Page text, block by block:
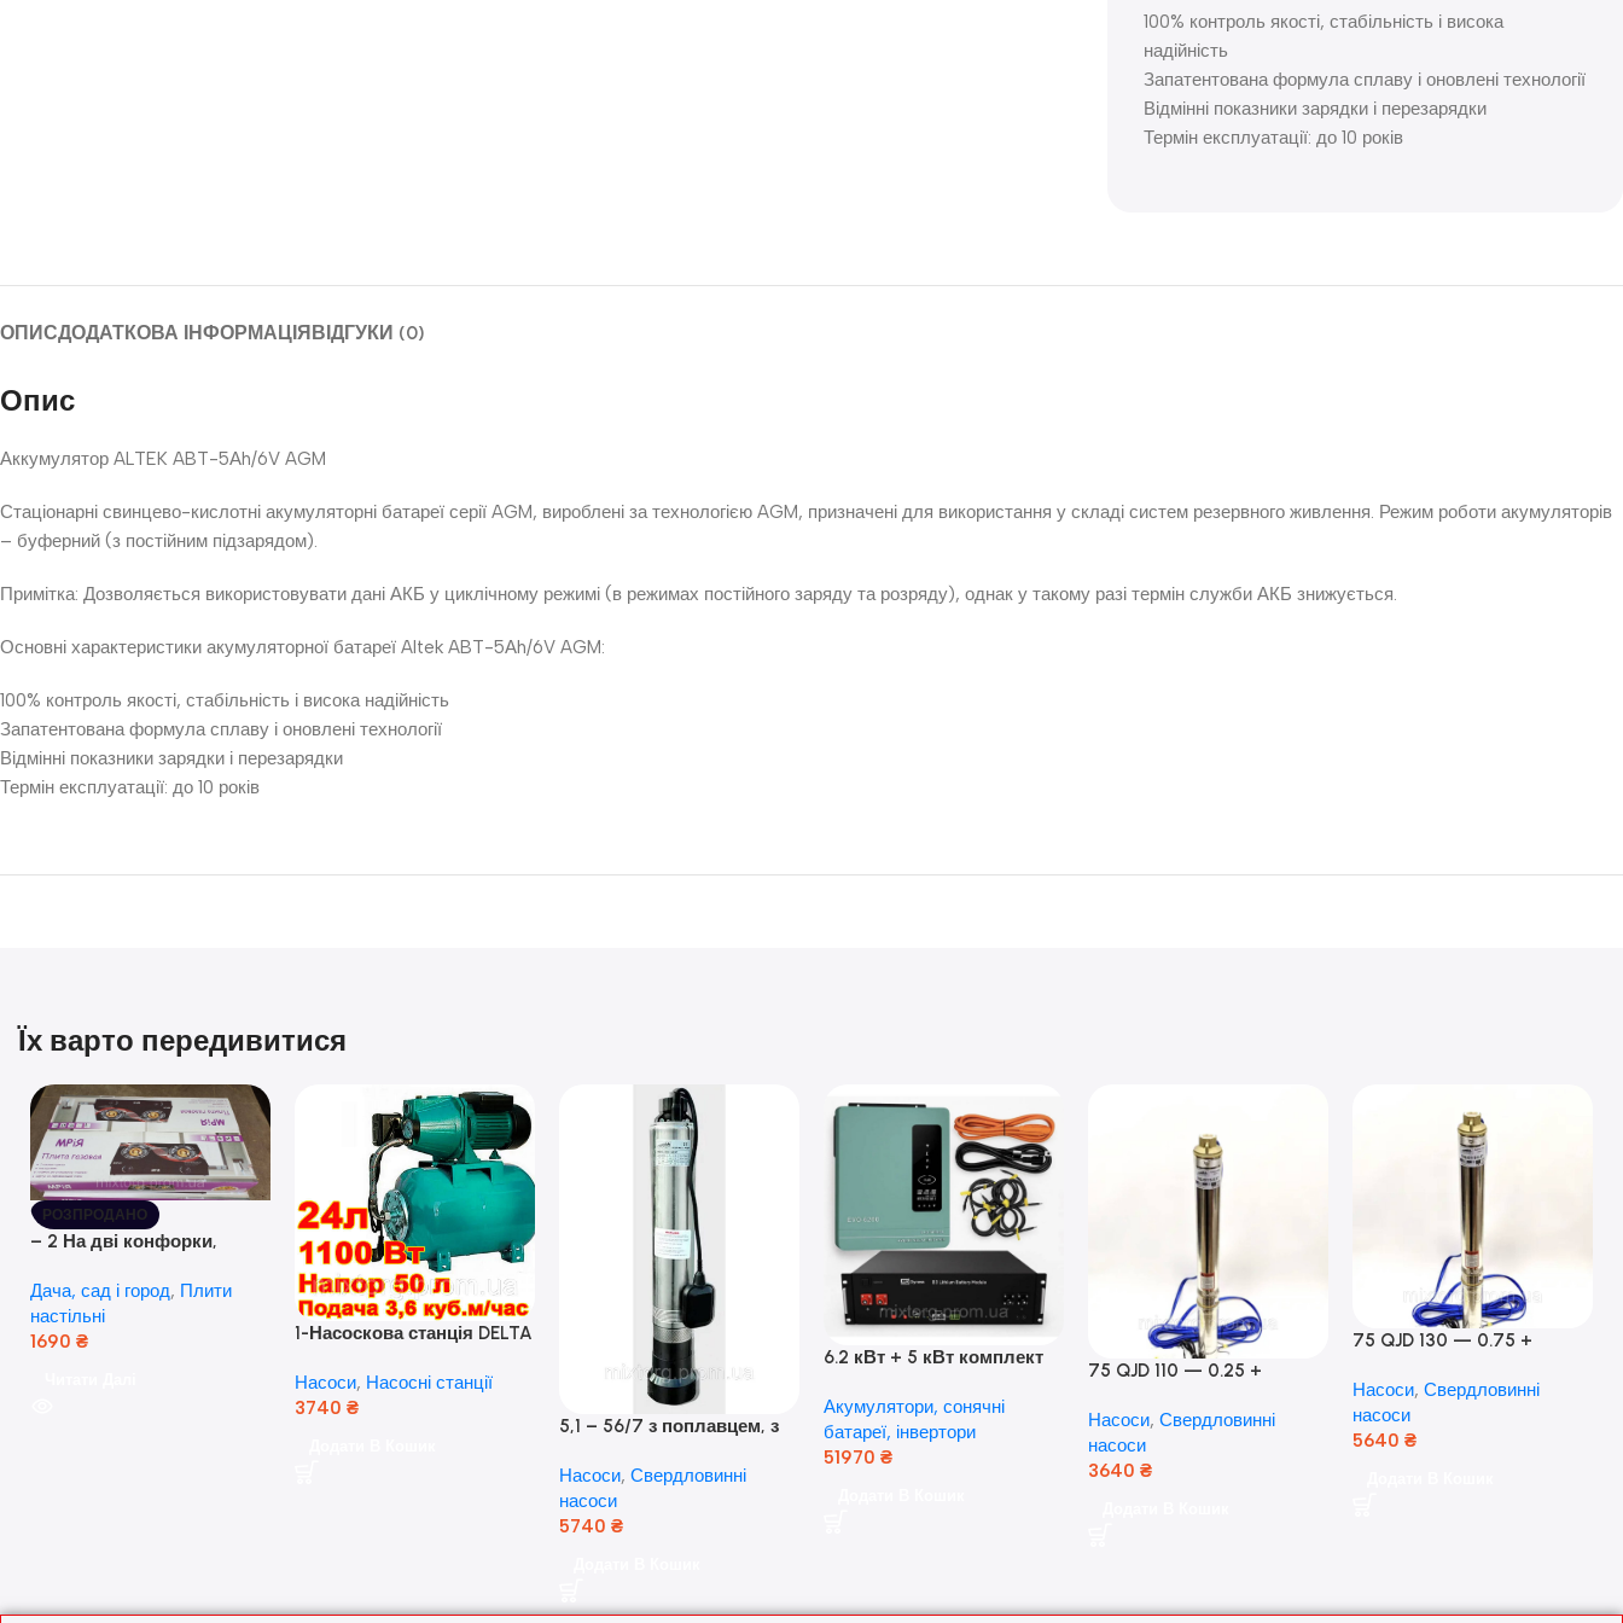
100% контроль якості, стабільність і висока
надійність
Запатентована формула сплаву і оновлені технології
Відмінні показники зарядки і перезарядки
Термін експлуатації: до 10 років
ОПИСДОДАТКОВА ІНФОРМАЦІЯВІДГУКИ (0)
Опис
Аккумулятор ALTEK ABT-5Аh/6V AGM
Стаціонарні свинцево-кислотні акумуляторні батареї серії AGM, вироблені за технологією AGM, призначені для використання у складі систем резервного живлення. Режим роботи акумуляторів
– буферний (з постійним підзарядом).
Примітка: Дозволяється використовувати дані АКБ у циклічному режимі (в режимах постійного заряду та розряду), однак у такому разі термін служби АКБ знижується.
Основні характеристики акумуляторної батареї Altek ABT-5Аh/6V AGM:
100% контроль якості, стабільність і висока надійність
Запатентована формула сплаву і оновлені технології
Відмінні показники зарядки і перезарядки
Термін експлуатації: до 10 років
Їх варто передивитися
РОЗПРОДАНО
– 2 На дві конфорки,
розпалюванням.
Дача, сад і город, Плити
настільні
1690 ₴
1-Насоскова станція DELTA
кВт) ( Польща)
Насоси, Насосні станції
3740 ₴
5,1 – 56/7 з поплавцем, з
(оригінал Польща)
Насоси, Свердловинні
насоси
5740 ₴
6.2 кВт + 5 кВт комплект
Гібридний інвертор Anern
та акумулятор Dyness, 50А
Акумулятори, сонячні
батареї, інвертори
51970 ₴
75 QJD 110 — 0.25 +
Мідь!
Насоси, Свердловинні
насоси
3640 ₴
75 QJD 130 — 0.75 +
Насоси, Свердловинні
насоси
5640 ₴